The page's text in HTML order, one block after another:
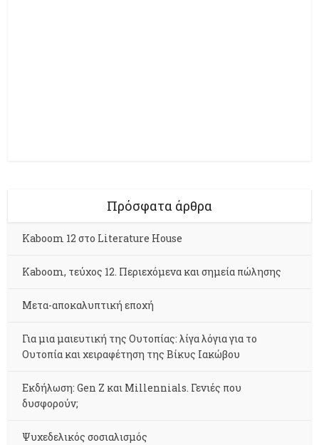
Πρόσφατα άρθρα
Kaboom 12 στο Literature House
Kaboom, τεύχος 12. Περιεχόμενα και σημεία πώλησης
Μετα-αποκαλυπτική εποχή
Για μια μαιευτική της Ουτοπίας: λίγα λόγια για το
Ουτοπία και χειραφέτηση της Βίκυς Ιακώβου
Εκδήλωση: Gen Z και Millennials. Γενιές που
δυσφορούν;
Ψυχεδελικός σοσιαλισμός